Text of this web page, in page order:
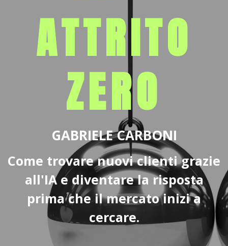
ATTRITO
ZERO
GABRIELE CARBONI
Come trovare nuovi clienti grazie
all'IA e diventare la risposta
prima che il mercato inizi a
cercare.